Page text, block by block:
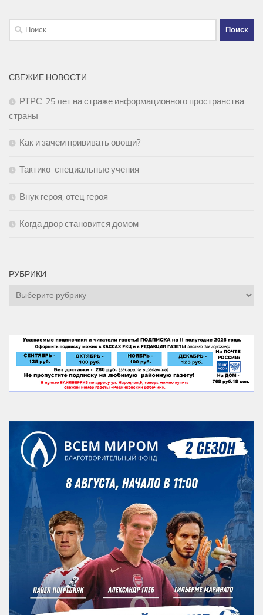
Найти:
СВЕЖИЕ НОВОСТИ
РТРС: 25 лет на страже информационного пространства
страны
Как и зачем прививать овощи?
Тактико-специальные учения
Внук героя, отец героя
Когда двор становится домом
РУБРИКИ
Рубрики